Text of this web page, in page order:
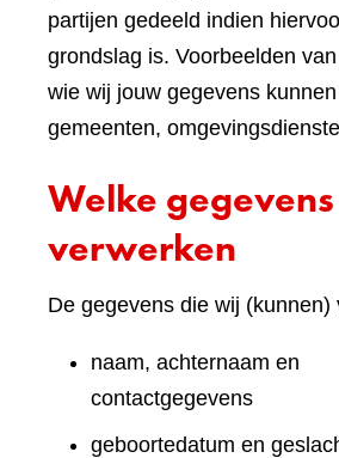
partijen gedeeld indien
grondslag is. Voorbeelden
wie wij jouw gegevens
gemeenten,
Welke
verwerken
De gegevens die wij (kunnen)
naam, achternaam en
contactgegevens
geboortedatum en